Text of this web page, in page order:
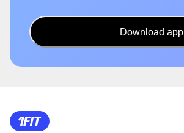
Download app